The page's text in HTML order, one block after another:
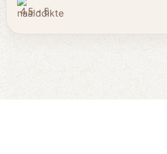
4,5 - 5